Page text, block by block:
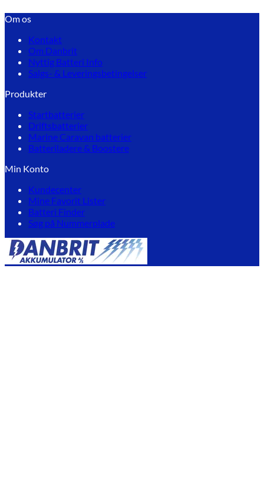
Om os
Kontakt
Om Danbrit
Nyttig Batteri Info
Salgs- & Leveringsbetingelser
Produkter
Startbatterier
Driftsbatterier
Marine Caravan batterier
Batteriladere & Boostere
Min Konto
Kundecenter
Mine Favorit Lister
Batteri Finder
Søg på Nummerplade